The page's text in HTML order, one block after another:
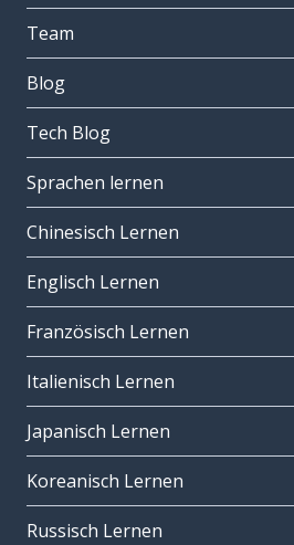
Team
Blog
Tech Blog
Sprachen lernen
Chinesisch Lernen
Englisch Lernen
Französisch Lernen
Italienisch Lernen
Japanisch Lernen
Koreanisch Lernen
Russisch Lernen